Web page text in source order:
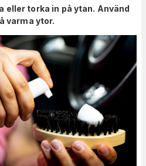
eller torka in på ytan. Använd
varma ytor.